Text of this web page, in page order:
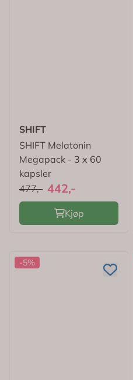
SHIFT
SHIFT Melatonin
Megapack - 3 x 60
kapsler
477,- 442,-
Kjøp
-5%